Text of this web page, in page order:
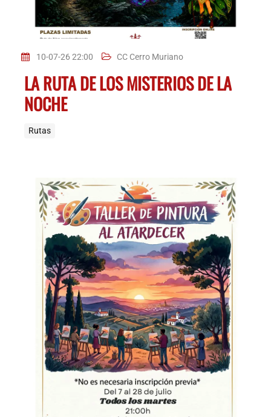
10-07-26 22:00 CC Cerro Muriano
LA RUTA DE LOS MISTERIOS DE LA
NOCHE
Rutas